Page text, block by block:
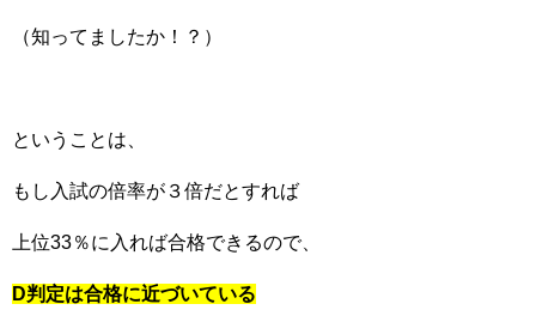
（知ってましたか！？）
ということは、
もし入試の倍率が３倍だとすれば
上位33％に入れば合格できるので、
D判定は合格に近づいている